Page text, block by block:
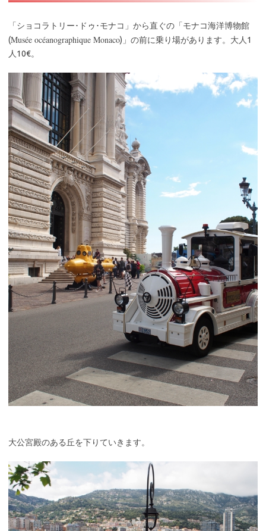
「ショコラトリー･ドゥ･モナコ」から直ぐの「モナコ海洋博物館
(Musée océanographique Monaco)」の前に乗り場があります。大人1
人10€。
大公宮殿のある丘を下りていきます。